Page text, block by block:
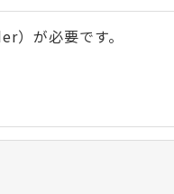
が必要です。